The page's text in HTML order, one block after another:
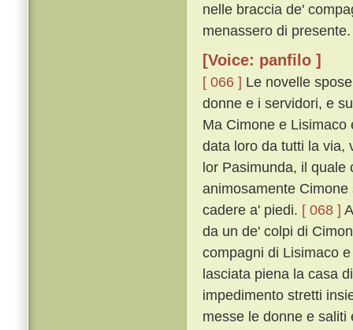
nelle braccia de'
menassero di presente.
[Voice: panfilo ]
[ 066 ] Le novelle
donne e i servidori, e
Ma Cimone e
data loro da tutti la via,
lor Pasimunda, il quale
animosamente
cadere a' piedi. [ 068 ]
da un de' colpi di
compagni di Lisimaco
lasciata piena la casa
impedimento stretti
messe le donne e